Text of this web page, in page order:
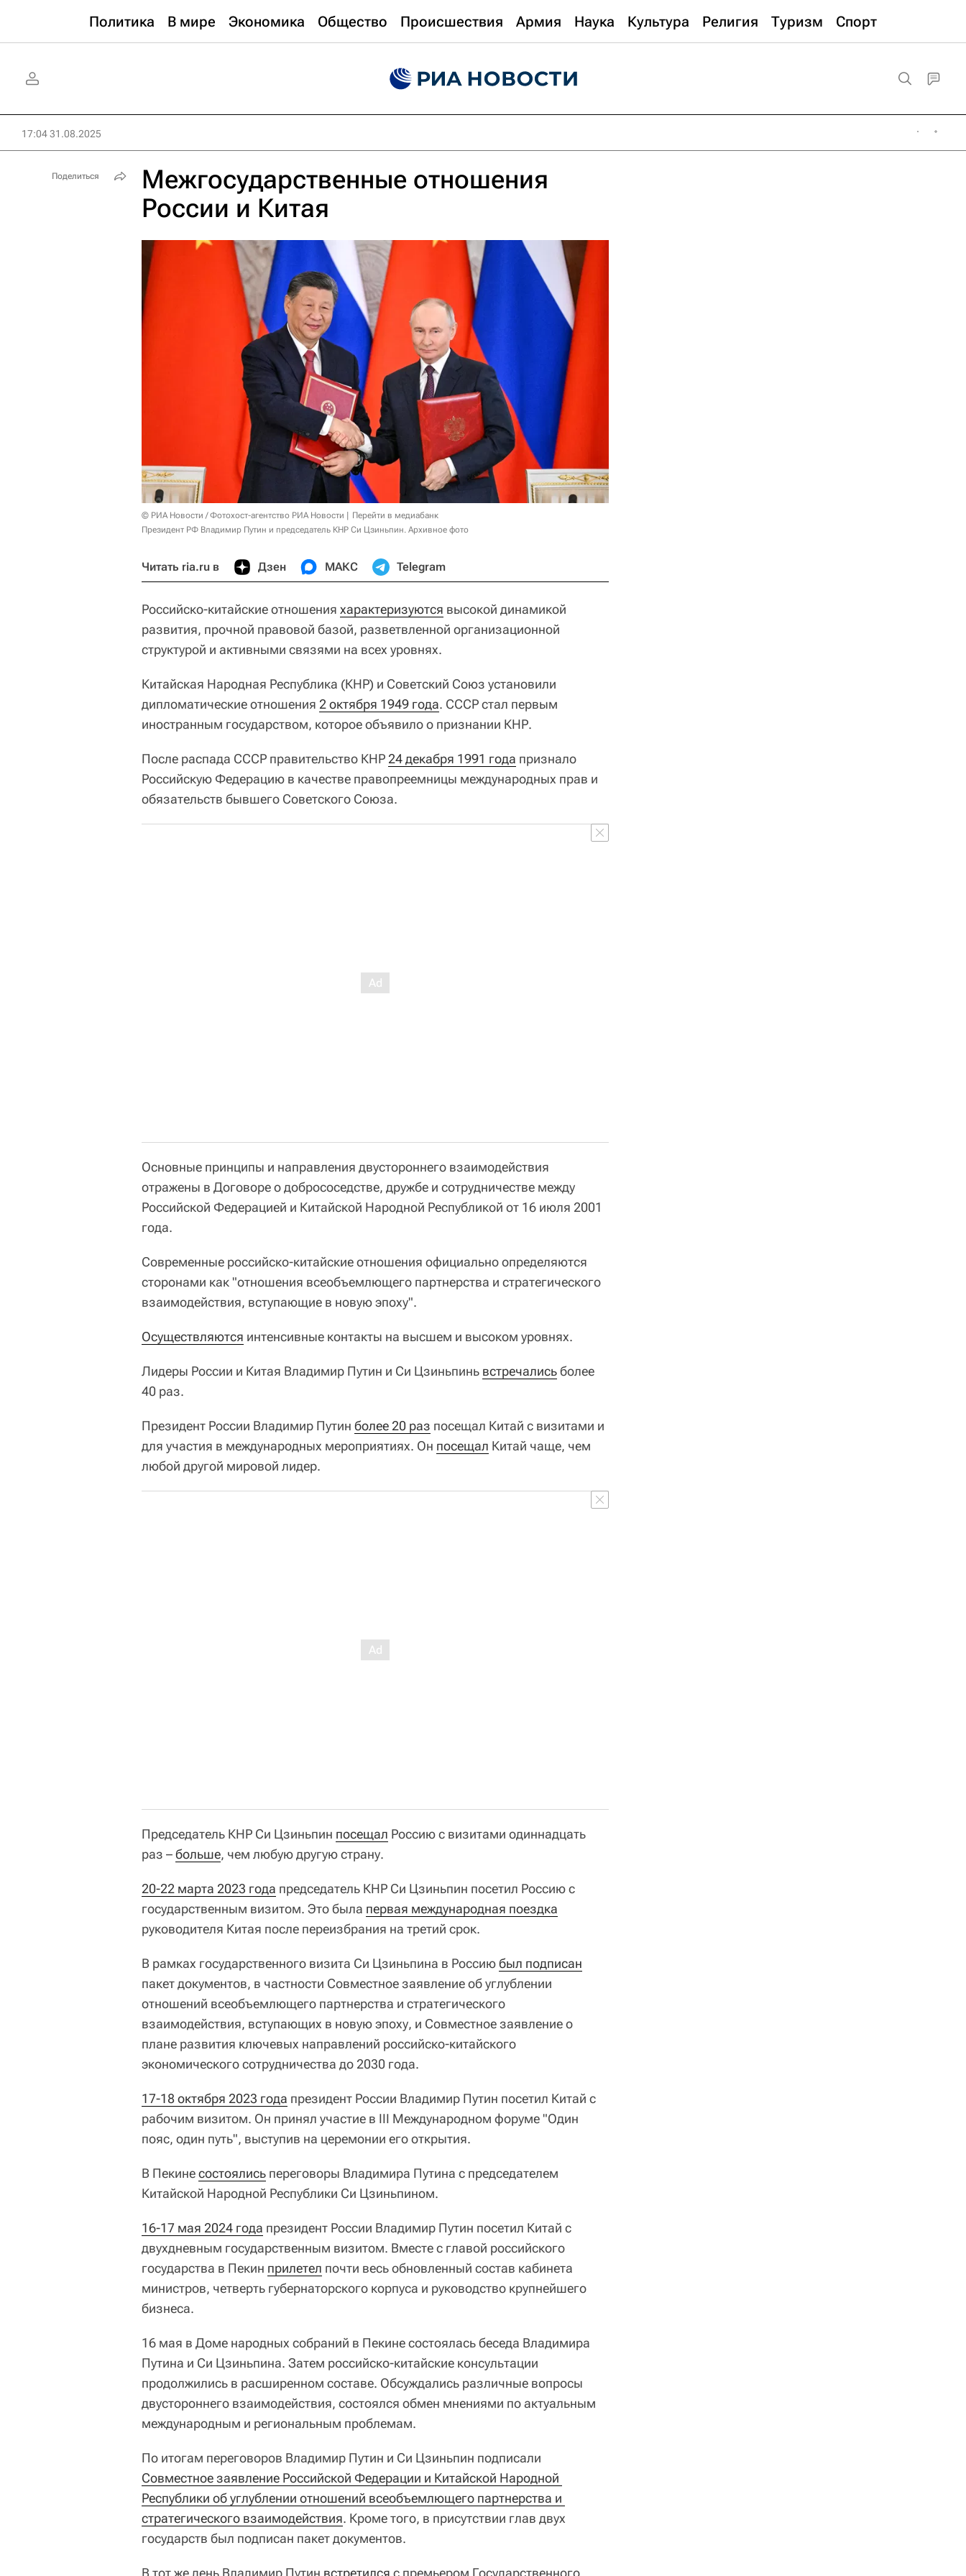
Политика В мире Экономика Общество Происшествия Армия Наука Культура Религия Туризм Спорт
17:04 31.08.2025
Межгосударственные отношения
России и Китая
© РИА Новости / Фотохост-агентство РИА Новости
Перейти в медиабанк
Президент РФ Владимир Путин и председатель КНР Си Цзиньпин. Архивное фото
Читать ria.ru в Дзен МАКС Telegram
Российско-китайские отношения характеризуются высокой динамикой
развития, прочной правовой базой, разветвленной организационной
структурой и активными связями на всех уровнях.
Китайская Народная Республика (КНР) и Советский Союз установили
дипломатические отношения 2 октября 1949 года. СССР стал первым
иностранным государством, которое объявило о признании КНР.
После распада СССР правительство КНР 24 декабря 1991 года признало
Российскую Федерацию в качестве правопреемницы международных прав и
обязательств бывшего Советского Союза.
Основные принципы и направления двустороннего взаимодействия
отражены в Договоре о добрососедстве, дружбе и сотрудничестве между
Российской Федерацией и Китайской Народной Республикой от 16 июля 2001
года.
Современные российско-китайские отношения официально определяются
сторонами как "отношения всеобъемлющего партнерства и стратегического
взаимодействия, вступающие в новую эпоху".
Осуществляются интенсивные контакты на высшем и высоком уровнях.
Лидеры России и Китая Владимир Путин и Си Цзиньпинь встречалисьболее
40 раз.
Президент России Владимир Путин более 20 раз посещал Китай с визитами и
для участия в международных мероприятиях. Он посещал Китай чаще, чем
любой другой мировой лидер.
Председатель КНР Си Цзиньпин посещал Россию с визитами одиннадцать
раз –больше, чем любую другую страну.
20-22 марта 2023 года председатель КНР Си Цзиньпин посетил Россию с
государственным визитом. Это была первая международная поездка
руководителя Китая после переизбрания на третий срок.
В рамках государственного визита Си Цзиньпина в Россиюбыл подписан
пакет документов, в частности Совместное заявление об углублении
отношений всеобъемлющего партнерства и стратегического
взаимодействия, вступающих в новую эпоху, и Совместное заявление о
плане развития ключевых направлений российско-китайского
экономического сотрудничества до 2030 года.
17-18 октября 2023 года президент России Владимир Путин посетил Китай с
рабочим визитом. Он принял участие в III Международном форуме "Один
пояс, один путь", выступив на церемонии его открытия.
В Пекинесостоялись переговоры Владимира Путина с председателем
Китайской Народной Республики Си Цзиньпином.
16-17 мая 2024 года президент России Владимир Путин посетил Китай с
двухдневным государственным визитом. Вместе с главой российского
государства в Пекин прилетел почти весь обновленный состав кабинета
министров, четверть губернаторского корпуса и руководство крупнейшего
бизнеса.
16 мая в Доме народных собраний в Пекине состоялась беседа Владимира
Путина и Си Цзиньпина. Затем российско-китайские консультации
продолжились в расширенном составе. Обсуждались различные вопросы
двустороннего взаимодействия, состоялся обмен мнениями по актуальным
международным и региональным проблемам.
По итогам переговоров Владимир Путин и Си Цзиньпин подписали
Совместное заявление Российской Федерации и Китайской Народной
Республики об углублении отношений всеобъемлющего партнерства и
стратегического взаимодействия. Кроме того, в присутствии глав двух
государств был подписан пакет документов.
В тот же день Владимир Путин встретился с премьером Государственного
Поделиться